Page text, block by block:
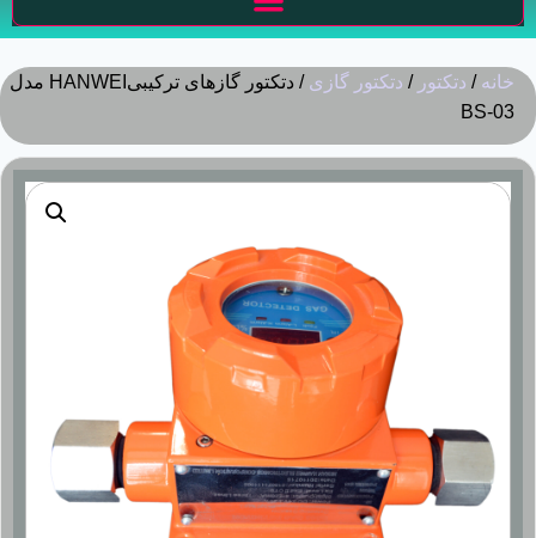
خانه / دتکتور / دتکتور گازی
/ دتکتور گازهای ترکیبیHANWEI مدل
BS-03